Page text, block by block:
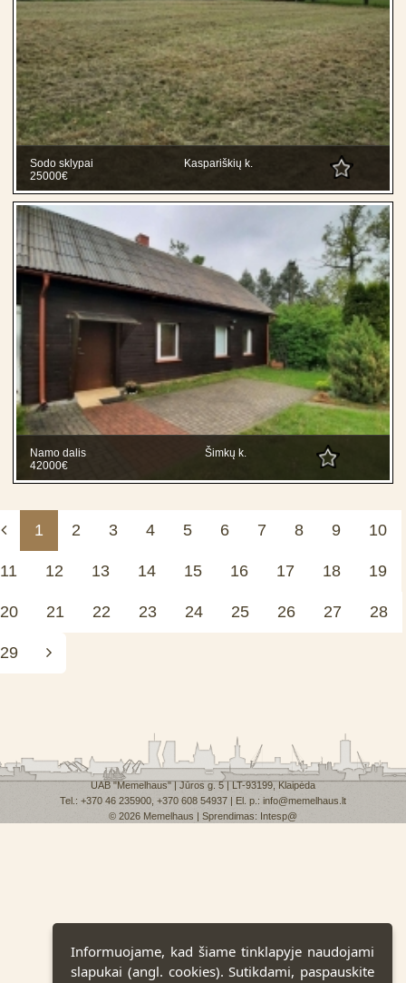
Sodo sklypai
Kaspariškių k.
25000€
Namo dalis
Šimkų k.
42000€
1 2 3 4 5 6 7 8 9 10
11 12 13 14 15 16 17 18 19
20 21 22 23 24 25 26 27 28
29
UAB "Memelhaus" | Jūros g. 5 | LT-93199, Klaipėda
Tel.: +370 46 235900, +370 608 54937 | El. p.: info@memelhaus.lt
© 2026 Memelhaus | Sprendimas: Intesp@
Informuojame, kad šiame tinklapyje naudojami
slapukai (angl. cookies). Sutikdami, paspauskite